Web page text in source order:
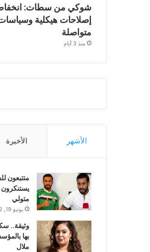
شوكي من سطات: انخفاض
إصلاحات هيكلية
متواصلة
منذ 3 أيام
الأشهر الأخيرة
متتبعون
يستنكرون
متولي
يونيو 19, 2022
وثيقة..
بها
ملال